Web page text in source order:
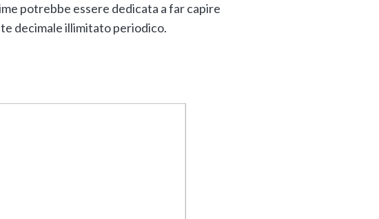
potrebbe essere dedicata a far capire
decimale illimitato periodico.